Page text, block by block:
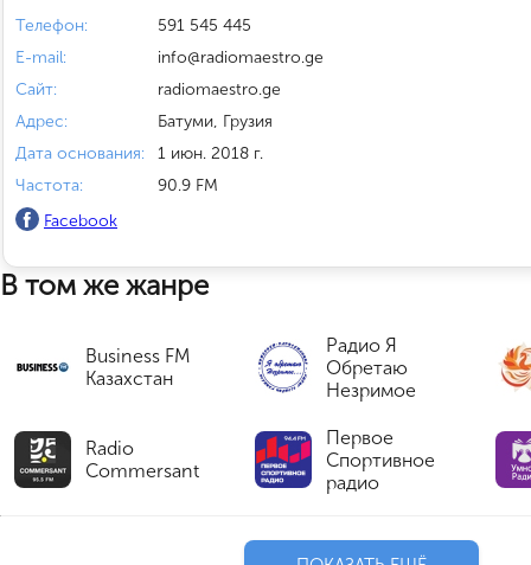
Телефон:
591 545 445
E-mail:
info@radiomaestro.ge
Сайт:
radiomaestro.ge
Адрес:
Батуми, Грузия
Дата основания:
1 июн. 2018 г.
Частота:
90.9 FM
Facebook
В том же жанре
Business FM
Казахстан
Радио Я
Обретаю
Незримое
Radio
Commersant
Первое
Спортивное
радио